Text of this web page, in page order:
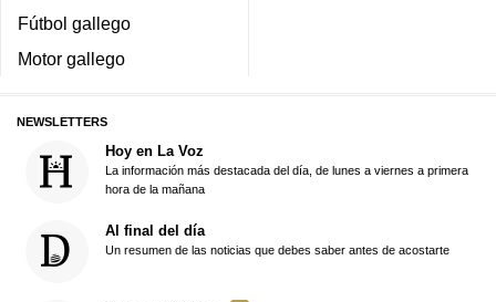
Fútbol gallego
Motor gallego
NEWSLETTERS
Hoy en La Voz
La información más destacada del día, de lunes a viernes a primera
hora de la mañana
Al final del día
Un resumen de las noticias que debes saber antes de acostarte